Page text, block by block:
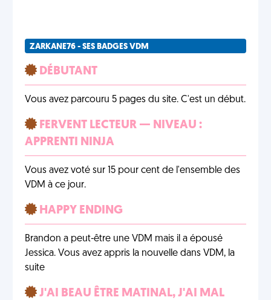
ZARKANE76 - SES BADGES VDM
DÉBUTANT
Vous avez parcouru 5 pages du site. C'est un début.
FERVENT LECTEUR — NIVEAU :
APPRENTI NINJA
Vous avez voté sur 15 pour cent de l'ensemble des
VDM à ce jour.
HAPPY ENDING
Brandon a peut-être une VDM mais il a épousé
Jessica. Vous avez appris la nouvelle dans VDM, la
suite
J'AI BEAU ÊTRE MATINAL, J'AI MAL